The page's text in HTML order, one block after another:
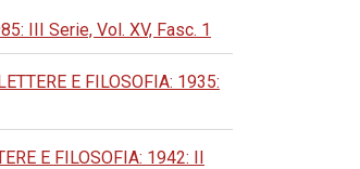
III Serie, Vol. XV, Fasc. 1
E FILOSOFIA: 1935:
E FILOSOFIA: 1942: II